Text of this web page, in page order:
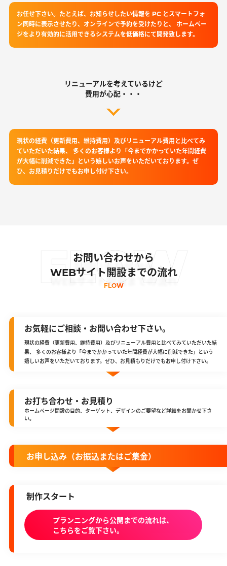
お任せ下さい。たとえば、お知らせしたい情報を PC とスマートフォ
ン同時に表示させたり、オンラインで予約を受けたりと、 ホームペー
ジをより有効的に活用できるシステムを低価格にて開発致します。
リニューアルを考えているけど
費用が心配・・・
現状の経費（更新費用、維持費用）及びリニューアル費用と比べてみ
ていただいた結果、 多くのお客様より「今までかかっていた年間経費
が大幅に削減できた」という嬉しいお声をいただいております。ぜ
ひ、お見積りだけでもお申し付け下さい。
FLOW
お問い合わせから
WEBサイト開設までの流れ
FLOW
お気軽にご相談・お問い合わせ下さい。
現状の経費（更新費用、維持費用）及びリニューアル費用と比べてみていただいた結
果、 多くのお客様より「今までかかっていた年間経費が大幅に削減できた」という
嬉しいお声をいただいております。ぜひ、お見積もりだけでもお申し付け下さい。
お打ち合わせ・お見積り
ホームページ開設の目的、ターゲット、デザインのご要望など詳細をお聞かせ下さ
い。
お申し込み（お振込またはご集金）
制作スタート
プランニングから公開までの流れは、
こちらをご覧下さい。